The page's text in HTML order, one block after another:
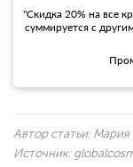
"Скидка 20% на все
суммируется с
Автор статьи: Мария
Источник: